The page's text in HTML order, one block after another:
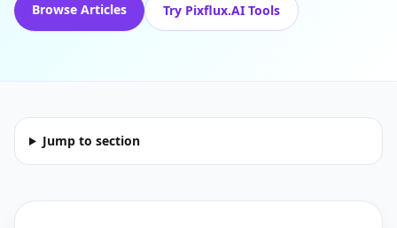
Browse Articles Try Pixflux.AI Tools
Jump to section